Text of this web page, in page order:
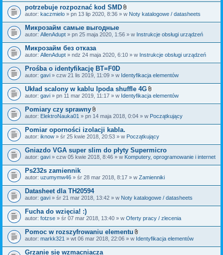
ł
ą
c
z
n
i
i
potrzebuje rozpoznać kod SMD
Z
ł
c
z
i
autor: kaczmielo » pn 13 lip 2020, 8:36 » w Noty katalogowe / datasheets
Микрозайм самые выгодные
autor: AllenAdupt » pn 25 maja 2020, 1:56 » w Instrukcje obsługi urządzeń
Микрозайм без отказа
autor: AllenAdupt » ndz 24 maja 2020, 6:10 » w Instrukcje obsługi urządzeń
Prośba o identyfikację BT=F0D
autor: gavi » czw 21 lis 2019, 11:09 » w Identyfikacja elementów
Układ scalony w kablu Ipoda shuffle 4G
Z
ł
c
z
i
k
i
autor: gavi » pn 11 mar 2019, 11:17 » w Identyfikacja elementów
Pomiary czy sprawny
Z
ł
ą
c
z
n
i
autor: ElektroNauka01 » pn 14 maja 2018, 0:04 » w Początkujący
Pomiar oporności izolacji kabla.
autor: iknow » śr 25 kwie 2018, 20:53 » w Początkujący
Gniazdo VGA super slim do płyty Supermicro
autor: gavi » czw 05 kwie 2018, 8:46 » w Komputery, oprogramowanie i internet
Ps232s zamiennik
autor: uzumymw46 » śr 28 mar 2018, 8:17 » w Zamienniki
Datasheet dla TH20594
autor: gavi » śr 21 mar 2018, 13:42 » w Noty katalogowe / datasheets
Fucha do wzięcia! :)
autor: fotzse » śr 07 mar 2018, 13:40 » w Oferty pracy / zlecenia
Pomoc w rozszyfrowaniu elementu
Z
ł
autor: markk321 » wt 06 mar 2018, 22:06 » w Identyfikacja elementów
Grzanie się wzmacniacza